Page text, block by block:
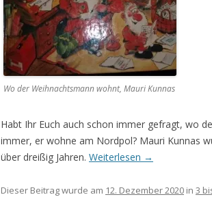
Wo der Weihnachtsmann wohnt, Mauri Kunnas
Habt Ihr Euch auch schon immer gefragt, wo
immer, er wohne am Nordpol? Mauri Kunnas
über dreißig Jahren. Weiterlesen →
Dieser Beitrag wurde am 12. Dezember 2020 in 3